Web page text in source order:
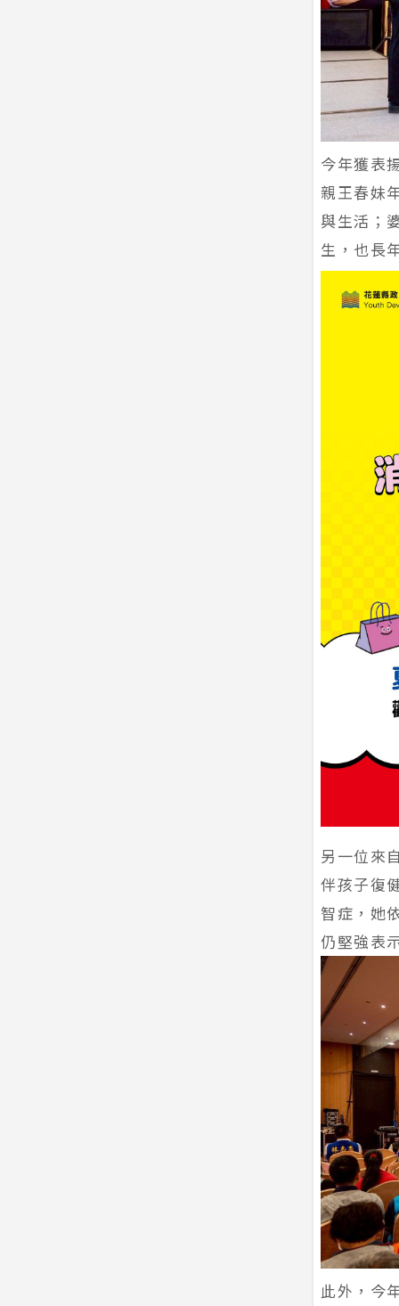
今年獲表
親王春妹
與生活；
生，也長
另一位來
伴孩子復
智症，她
仍堅強表
此外，今